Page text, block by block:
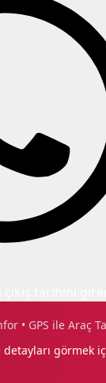
• GPS ile Araç
görmek